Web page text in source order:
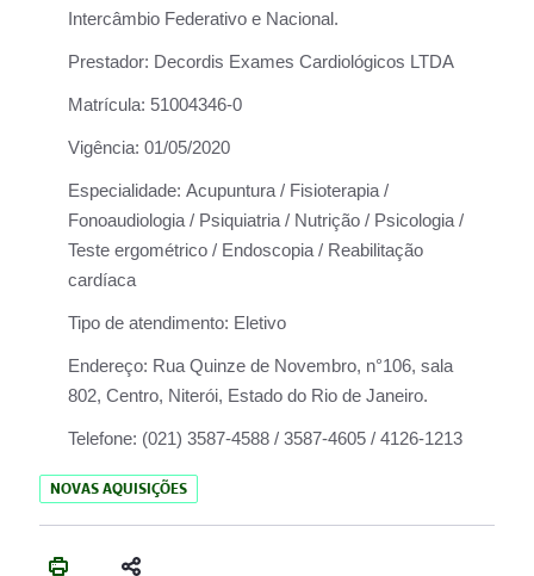
Intercâmbio Federativo e Nacional.
Prestador: Decordis Exames Cardiológicos LTDA
Matrícula: 51004346-0
Vigência: 01/05/2020
Especialidade: Acupuntura / Fisioterapia /
Fonoaudiologia / Psiquiatria / Nutrição / Psicologia /
Teste ergométrico / Endoscopia / Reabilitação
cardíaca
Tipo de atendimento: Eletivo
Endereço: Rua Quinze de Novembro, n°106, sala
802, Centro, Niterói, Estado do Rio de Janeiro.
Telefone: (021) 3587-4588 / 3587-4605 / 4126-1213
NOVAS AQUISIÇÕES